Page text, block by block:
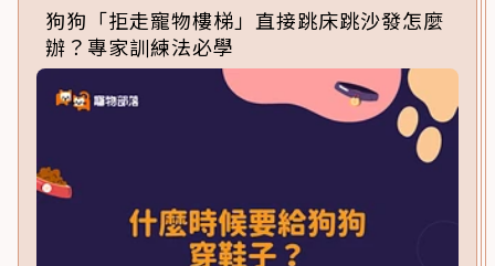
狗狗「拒走寵物樓梯」直接跳床跳沙發怎麼
辦？專家訓練法必學